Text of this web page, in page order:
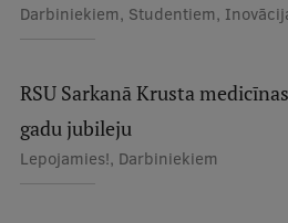
Darbiniekiem, Studentiem,
RSU Sarkanā Krusta
gadu jubileju
Lepojamies!, Darbiniekiem